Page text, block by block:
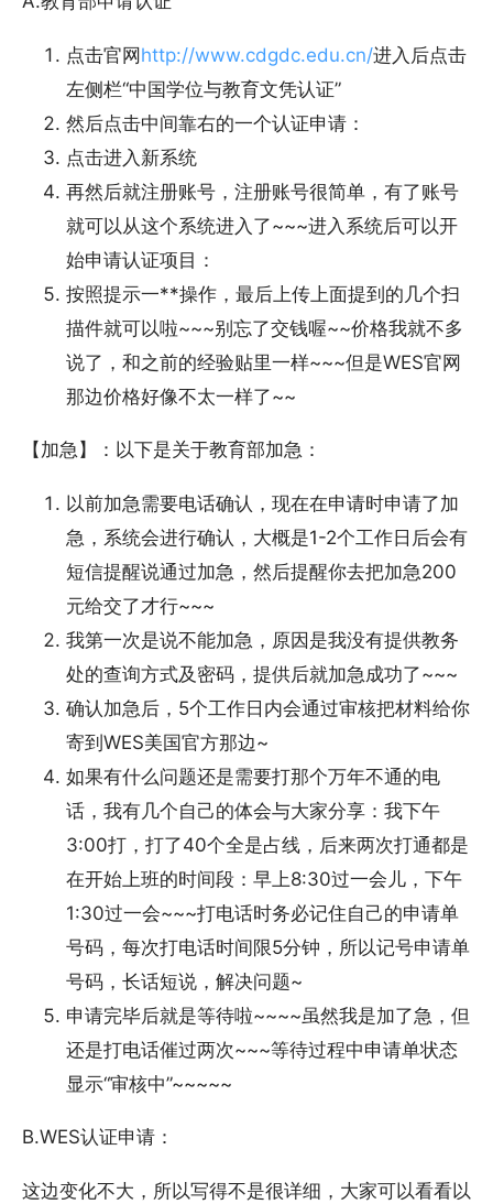
点击官网 http://www.cdgdc.edu.cn/进入后点击
左侧栏“中国学位与教育文凭认证”
然后点击中间靠右的一个认证申请：
点击进入新系统
再然后就注册账号，注册账号很简单，有了账号
就可以从这个系统进入了~~~进入系统后可以开
始申请认证项目：
按照提示一**操作，最后上传上面提到的几个扫
描件就可以啦~~~别忘了交钱喔~~价格我就不多
说了，和之前的经验贴里一样~~~但是WES官网
那边价格好像不太一样了~~
【加急】：以下是关于教育部加急：
以前加急需要电话确认，现在在申请时申请了加
急，系统会进行确认，大概是1-2个工作日后会有
短信提醒说通过加急，然后提醒你去把加急200
元给交了才行~~~
我第一次是说不能加急，原因是我没有提供教务
处的查询方式及密码，提供后就加急成功了~~~
确认加急后，5个工作日内会通过审核把材料给你
寄到WES美国官方那边~
如果有什么问题还是需要打那个万年不通的电
话，我有几个自己的体会与大家分享：我下午
3:00打，打了40个全是占线，后来两次打通都是
在开始上班的时间段：早上8:30过一会儿，下午
1:30过一会~~~打电话时务必记住自己的申请单
号码，每次打电话时间限5分钟，所以记号申请单
号码，长话短说，解决问题~
申请完毕后就是等待啦~~~~虽然我是加了急，但
还是打电话催过两次~~~等待过程中申请单状态
显示“审核中”~~~~~
B.WES认证申请：
这边变化不大，所以写得不是很详细，大家可以看看以